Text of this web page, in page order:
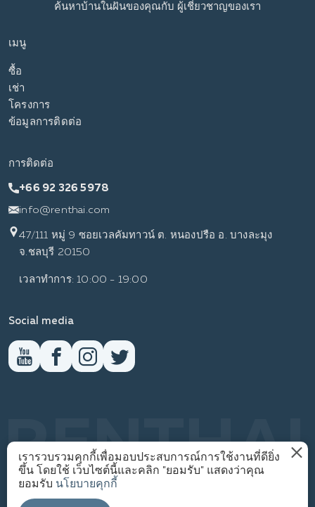
เมนู
ซื้อ
เช่า
โครงการ
ข้อมูลการติดต่อ
ค้นหาบ้านในฝันของคุณกับ ผู้เชี่ยวชาญของเรา
การติดต่อ
+66 92 326 5978
info@renthai.com
47/111 หมู่ 9 ซอยเวลคัมทาวน์ ต. หนองปรือ อ. บางละมุง
จ.ชลบุรี 20150
เวลาทำการ: 10:00 - 19:00
Social media
RENTHAI
นโยบายความเป็นส่วนตัว
เรารวบรวมคุกกี้เพื่อมอบประสบการณ์การใช้งานที่ดียิ่ง
ขึ้น โดยใช้ เว็บไซต์นี้และคลิก "ยอมรับ" แสดงว่าคุณ
ยอมรับ นโยบายคุกกี้